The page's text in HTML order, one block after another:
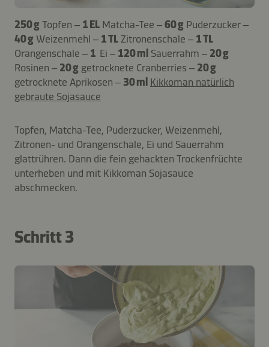
250 gTopfen – 1 EL Matcha-Tee –60 g Puderzucker –
40 g Weizenmehl – 1 TL Zitronenschale – 1 TL
Orangenschale – 1 Ei – 120 ml Sauerrahm – 20 g
Rosinen – 20 g getrocknete Cranberries – 20 g
getrocknete Aprikosen – 30 ml Kikkoman natürlich
gebraute Sojasauce
Topfen, Matcha-Tee, Puderzucker, Weizenmehl,
Zitronen- und Orangenschale, Ei und Sauerrahm
glattrühren. Dann die fein gehackten Trockenfrüchte
unterheben und mit Kikkoman Sojasauce
abschmecken.
Schritt 3